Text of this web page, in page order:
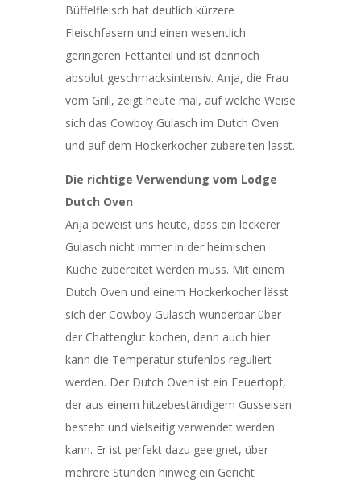
Büffelfleisch hat deutlich kürzere
Fleischfasern und einen wesentlich
geringeren Fettanteil und ist dennoch
absolut geschmacksintensiv. Anja, die Frau
vom Grill, zeigt heute mal, auf welche Weise
sich das Cowboy Gulasch im Dutch Oven
und auf dem Hockerkocher zubereiten lässt.
Die richtige Verwendung vom Lodge
Dutch Oven
Anja beweist uns heute, dass ein leckerer
Gulasch nicht immer in der heimischen
Küche zubereitet werden muss. Mit einem
Dutch Oven und einem Hockerkocher lässt
sich der Cowboy Gulasch wunderbar über
der Chattenglut kochen, denn auch hier
kann die Temperatur stufenlos reguliert
werden. Der Dutch Oven ist ein Feuertopf,
der aus einem hitzebeständigem Gusseisen
besteht und vielseitig verwendet werden
kann. Er ist perfekt dazu geeignet, über
mehrere Stunden hinweg ein Gericht